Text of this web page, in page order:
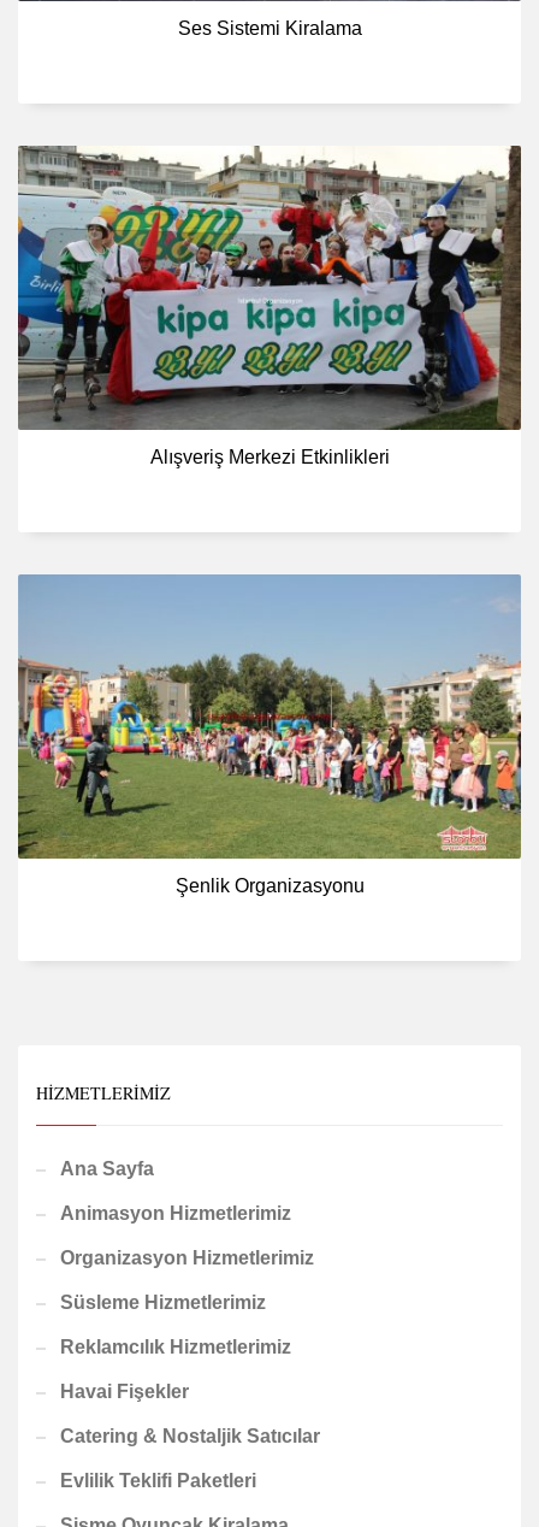
Ses Sistemi Kiralama
Alışveriş Merkezi Etkinlikleri
Şenlik Organizasyonu
HIZMETLERIMIZ
Ana Sayfa
Animasyon Hizmetlerimiz
Organizasyon Hizmetlerimiz
Süsleme Hizmetlerimiz
Reklamcılık Hizmetlerimiz
Havai Fişekler
Catering & Nostaljik Satıcılar
Evlilik Teklifi Paketleri